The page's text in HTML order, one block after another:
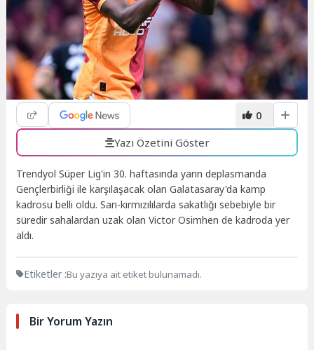
0
Yazı Özetini Göster
Trendyol Süper Lig'in 30. haftasında yarın deplasmanda
Gençlerbirliği ile karşılaşacak olan Galatasaray'da kamp
kadrosu belli oldu. Sarı-kırmızılılarda sakatlığı sebebiyle bir
süredir sahalardan uzak olan Victor Osimhen de kadroda yer
aldı.
Etiketler :Bu yazıya ait etiket bulunamadı.
Bir Yorum Yazın